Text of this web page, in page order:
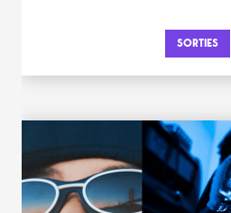
SORTIES